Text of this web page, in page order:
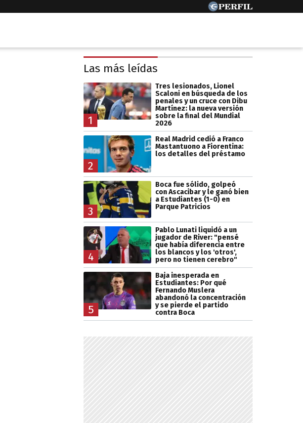
Las más leídas
1
Tres lesionados, Lionel
Scaloni en búsqueda de los
penales y un cruce con Dibu
Martínez: la nueva versión
sobre la final del Mundial
2026
2
Real Madrid cedió a Franco
Mastantuono a Fiorentina:
los detalles del préstamo
3
Boca fue sólido, golpeó
con Ascacibar y le ganó bien
a Estudiantes (1-0) en
Parque Patricios
4
Pablo Lunati liquidó a un
jugador de River: "pensé
que había diferencia entre
los blancos y los 'otros',
pero no tienen cerebro"
5
Baja inesperada en
Estudiantes: Por qué
Fernando Muslera
abandonó la concentración
y se pierde el partido
contra Boca